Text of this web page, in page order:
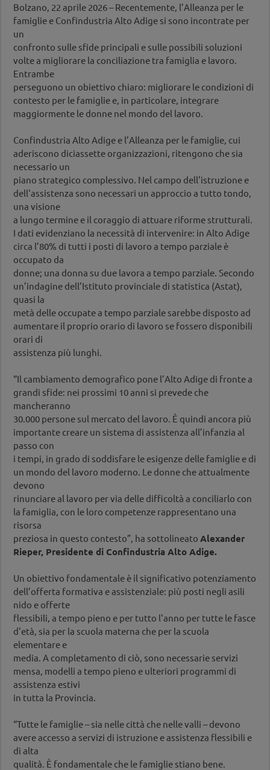
Bolzano, 22 aprile 2026 – Recentemente, l’Alleanza per le
famiglie e Confindustria Alto Adige si sono incontrate per
un
confronto sulle sfide principali e sulle possibili soluzioni
volte a migliorare la conciliazione tra famiglia e lavoro.
Entrambe
perseguono un obiettivo chiaro: migliorare le condizioni di
contesto per le famiglie e, in particolare, integrare
maggiormente le donne nel mondo del lavoro.
Confindustria Alto Adige e l’Alleanza per le famiglie, cui
aderiscono diciassette organizzazioni, ritengono che sia
necessario un
piano strategico complessivo. Nel campo dell'istruzione e
dell'assistenza sono necessari un approccio a tutto tondo,
una visione
a lungo termine e il coraggio di attuare riforme strutturali.
I dati evidenziano la necessità di intervenire: in Alto Adige
circa l’80% di tutti i posti di lavoro a tempo parziale è
occupato da
donne; una donna su due lavora a tempo parziale. Secondo
un’indagine dell’Istituto provinciale di statistica (Astat),
quasi la
metà delle occupate a tempo parziale sarebbe disposto ad
aumentare il proprio orario di lavoro se fossero disponibili
orari di
assistenza più lunghi.
“Il cambiamento demografico pone l’Alto Adige di fronte a
grandi sfide: nei prossimi 10 anni si prevede che
mancheranno
30.000 persone sul mercato del lavoro. È quindi ancora più
importante creare un sistema di assistenza all’infanzia al
passo con
i tempi, in grado di soddisfare le esigenze delle famiglie e di
un mondo del lavoro moderno. Le donne che attualmente
devono
rinunciare al lavoro per via delle difficoltà a conciliarlo con
la famiglia, con le loro competenze rappresentano una
risorsa
preziosa in questo contesto”, ha sottolineato Alexander
Rieper, Presidente di Confindustria Alto Adige.
Un obiettivo fondamentale è il significativo potenziamento
dell’offerta formativa e assistenziale: più posti negli asili
nido e offerte
flessibili, a tempo pieno e per tutto l'anno per tutte le fasce
d'età, sia per la scuola materna che per la scuola
elementare e
media. A completamento di ciò, sono necessarie servizi
mensa, modelli a tempo pieno e ulteriori programmi di
assistenza estivi
in tutta la Provincia.
“Tutte le famiglie – sia nelle città che nelle valli – devono
avere accesso a servizi di istruzione e assistenza flessibili e
di alta
qualità. È fondamentale che le famiglie stiano bene.